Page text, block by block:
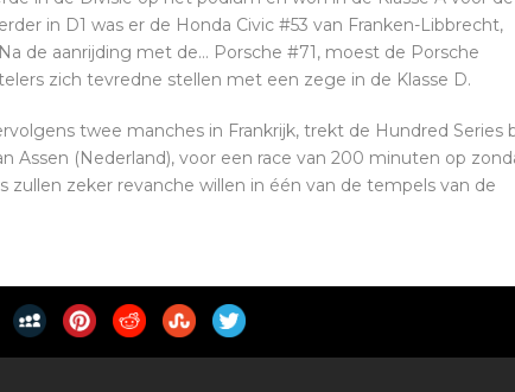
in D1 was er de Honda Civic #53 van Franken-Libbrecht,
de aanrijding met de… Porsche #71, moest de Porsche
zich tevredne stellen met een zege in de Klasse D.
twee manches in Frankrijk, trekt de Hundred Series
Assen (Nederland), voor een race van 200 minuten op
zullen zeker revanche willen in één van de tempels van de